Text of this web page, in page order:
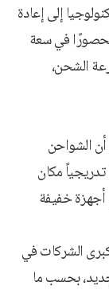
إلى إعادة
محصورًا في سعة
الشحن،
الشواحن
مكان
أجهزة خفيفة
الشركات في
بحسب ما